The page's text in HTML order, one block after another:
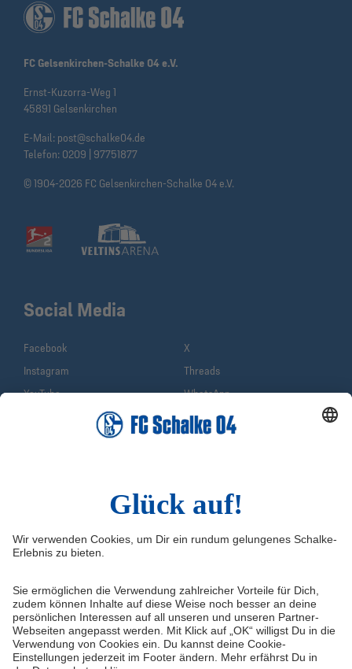
FC Gelsenkirchen-Schalke 04 e.V.
Ernst-Kuzorra-Weg 1
45891 Gelsenkirchen
E-Mail: post@schalke04.de
Telefon: 0209 | 97751877
© 1904-2026 FC Gelsenkirchen-Schalke 04 e.V.
Service & Kontakt
Erklärung zur Barrierefreiheit
Medienportal
Datenschutz
Haftungsausschluss
Tickets
VELTINS-Arena
Knappenschmiede
ERWIN buchen
Social Media
Facebook
X
Instagram
Threads
YouTube
WhatsApp
Sina Weibo